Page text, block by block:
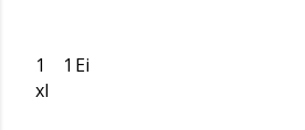
1 1 Ei
xl